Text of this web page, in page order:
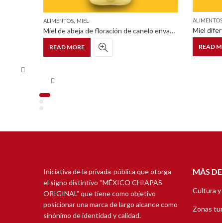
ALIMENTOS, MIEL
Miel de abeja de floración de canelo envase dosificador pet 375 g
READ MORE READ
Iniciativa de la privada-pública que otorga
el signo distintivo “MÉXICO CHIAPAS
ORIGINAL” que tiene como objetivo
posicionar una marca de largo alcance como
sinónimo de identidad y calidad.
MÁS
Cultura
Zonas